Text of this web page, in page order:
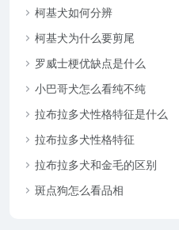
柯基犬如何分辨
柯基犬为什么要剪尾
罗威士梗优缺点是什么
小巴哥犬怎么看纯不纯
拉布拉多犬性格特征是什么
拉布拉多犬性格特征
拉布拉多犬和金毛的区别
斑点狗怎么看品相